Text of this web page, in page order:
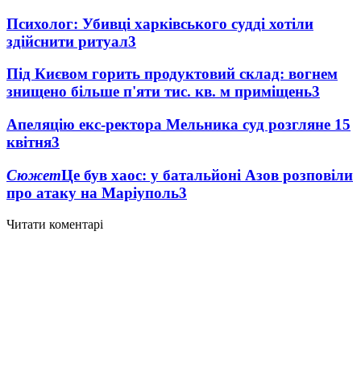
Психолог: Убивці харківського судді хотіли
здійснити ритуал3
Під Києвом горить продуктовий склад: вогнем
знищено більше п'яти тис. кв. м приміщень3
Апеляцію екс-ректора Мельника суд розгляне 15
квітня3
СюжетЦе був хаос: у батальйоні Азов розповіли
про атаку на Маріуполь3
Читати коментарі